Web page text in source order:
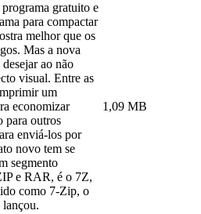
gratuito e
para compactar
melhor que os
Mas a nova
ao não
visual. Entre as
um
economizar
para outros
enviá-los por
novo tem se
segmento
e RAR, é o 7Z,
como 7-Zip, o
lançou.
1,09 MB